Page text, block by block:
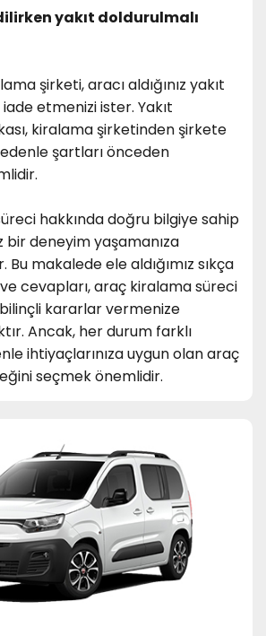
yakıt doldurulmalı
şirketi, aracı aldığınız yakıt
etmenizi ister. Yakıt
kiralama şirketinden şirkete
şartları önceden
hakkında doğru bilgiye sahip
bir deneyim yaşamanıza
Bu makalede ele aldığımız sıkça
cevapları, araç kiralama süreci
kararlar vermenize
Ancak, her durum farklı
ihtiyaçlarınıza uygun olan araç
seçmek önemlidir.